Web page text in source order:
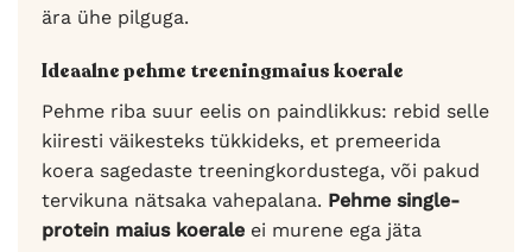
ära ühe pilguga.
Ideaalne pehme treeningmaius koerale
Pehme riba suur eelis on paindlikkus: rebid selle
kiiresti väikesteks tükkideks, et premeerida
koera sagedaste treeningkordustega, või pakud
tervikuna nätsaka vahepalana. Pehme single-
protein maius koerale ei murene ega jäta